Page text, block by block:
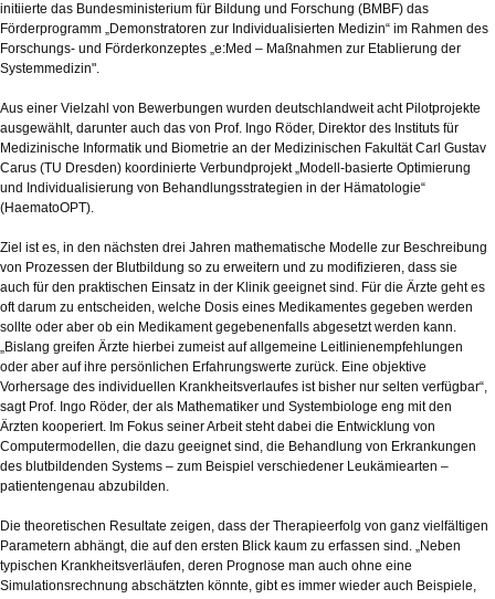
initiierte das Bundesministerium für Bildung und Forschung (BMBF) das
Förderprogramm „Demonstratoren zur Individualisierten Medizin“ im Rahmen des
Forschungs- und Förderkonzeptes „e:Med – Maßnahmen zur Etablierung der
Systemmedizin".
Aus einer Vielzahl von Bewerbungen wurden deutschlandweit acht Pilotprojekte
ausgewählt, darunter auch das von Prof. Ingo Röder, Direktor des Instituts für
Medizinische Informatik und Biometrie an der Medizinischen Fakultät Carl Gustav
Carus (TU Dresden) koordinierte Verbundprojekt „Modell-basierte Optimierung
und Individualisierung von Behandlungsstrategien in der Hämatologie“
(HaematoOPT).
Ziel ist es, in den nächsten drei Jahren mathematische Modelle zur Beschreibung
von Prozessen der Blutbildung so zu erweitern und zu modifizieren, dass sie
auch für den praktischen Einsatz in der Klinik geeignet sind. Für die Ärzte geht es
oft darum zu entscheiden, welche Dosis eines Medikamentes gegeben werden
sollte oder aber ob ein Medikament gegebenenfalls abgesetzt werden kann.
„Bislang greifen Ärzte hierbei zumeist auf allgemeine Leitlinienempfehlungen
oder aber auf ihre persönlichen Erfahrungswerte zurück. Eine objektive
Vorhersage des individuellen Krankheitsverlaufes ist bisher nur selten verfügbar“,
sagt Prof. Ingo Röder, der als Mathematiker und Systembiologe eng mit den
Ärzten kooperiert. Im Fokus seiner Arbeit steht dabei die Entwicklung von
Computermodellen, die dazu geeignet sind, die Behandlung von Erkrankungen
des blutbildenden Systems – zum Beispiel verschiedener Leukämiearten –
patientengenau abzubilden.
Die theoretischen Resultate zeigen, dass der Therapieerfolg von ganz vielfältigen
Parametern abhängt, die auf den ersten Blick kaum zu erfassen sind. „Neben
typischen Krankheitsverläufen, deren Prognose man auch ohne eine
Simulationsrechnung abschätzten könnte, gibt es immer wieder auch Beispiele,